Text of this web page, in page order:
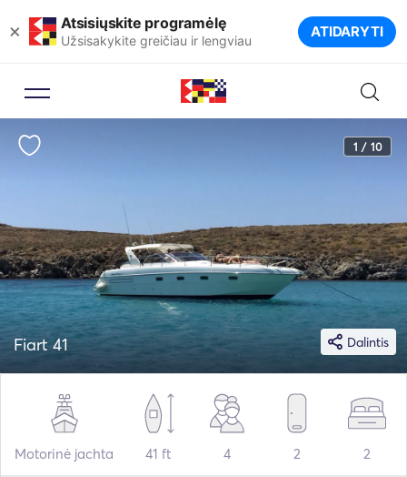
× Atsisiųskite programėlę
Užsisakykite greičiau ir lengviau ATIDARYTI
1 / 10
Dalintis
Fiart 41
Motorinė jachta 41 ft 4 2 2